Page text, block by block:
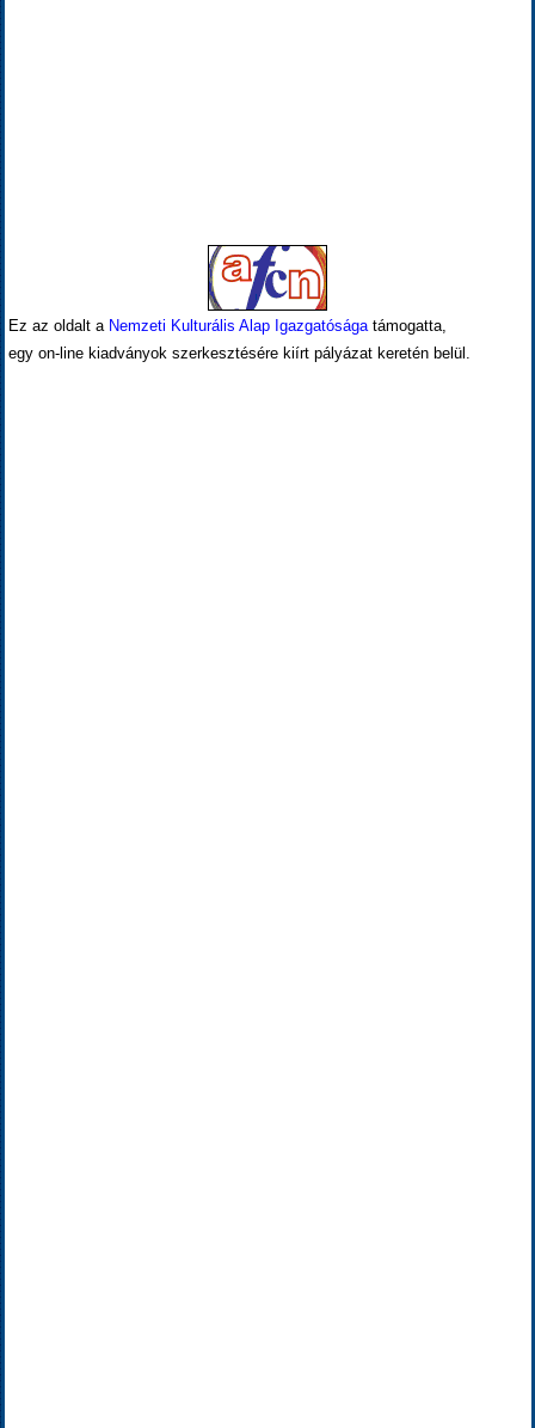
Ez az oldalt a Nemzeti Kulturális Alap Igazgatóságatámogatta,
egy on-line kiadványok szerkesztésére kiírt pályázat keretén belül.